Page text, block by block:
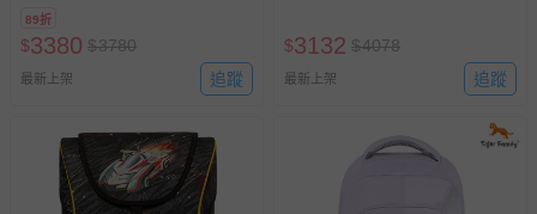
89折
$3380 $3780
最新上架 追蹤
樣式替代 不另行通知
$3132 $4078
最新上架 追蹤